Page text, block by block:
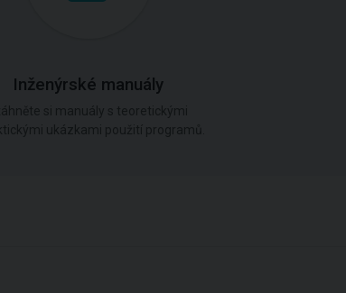
Inženýrské manuály